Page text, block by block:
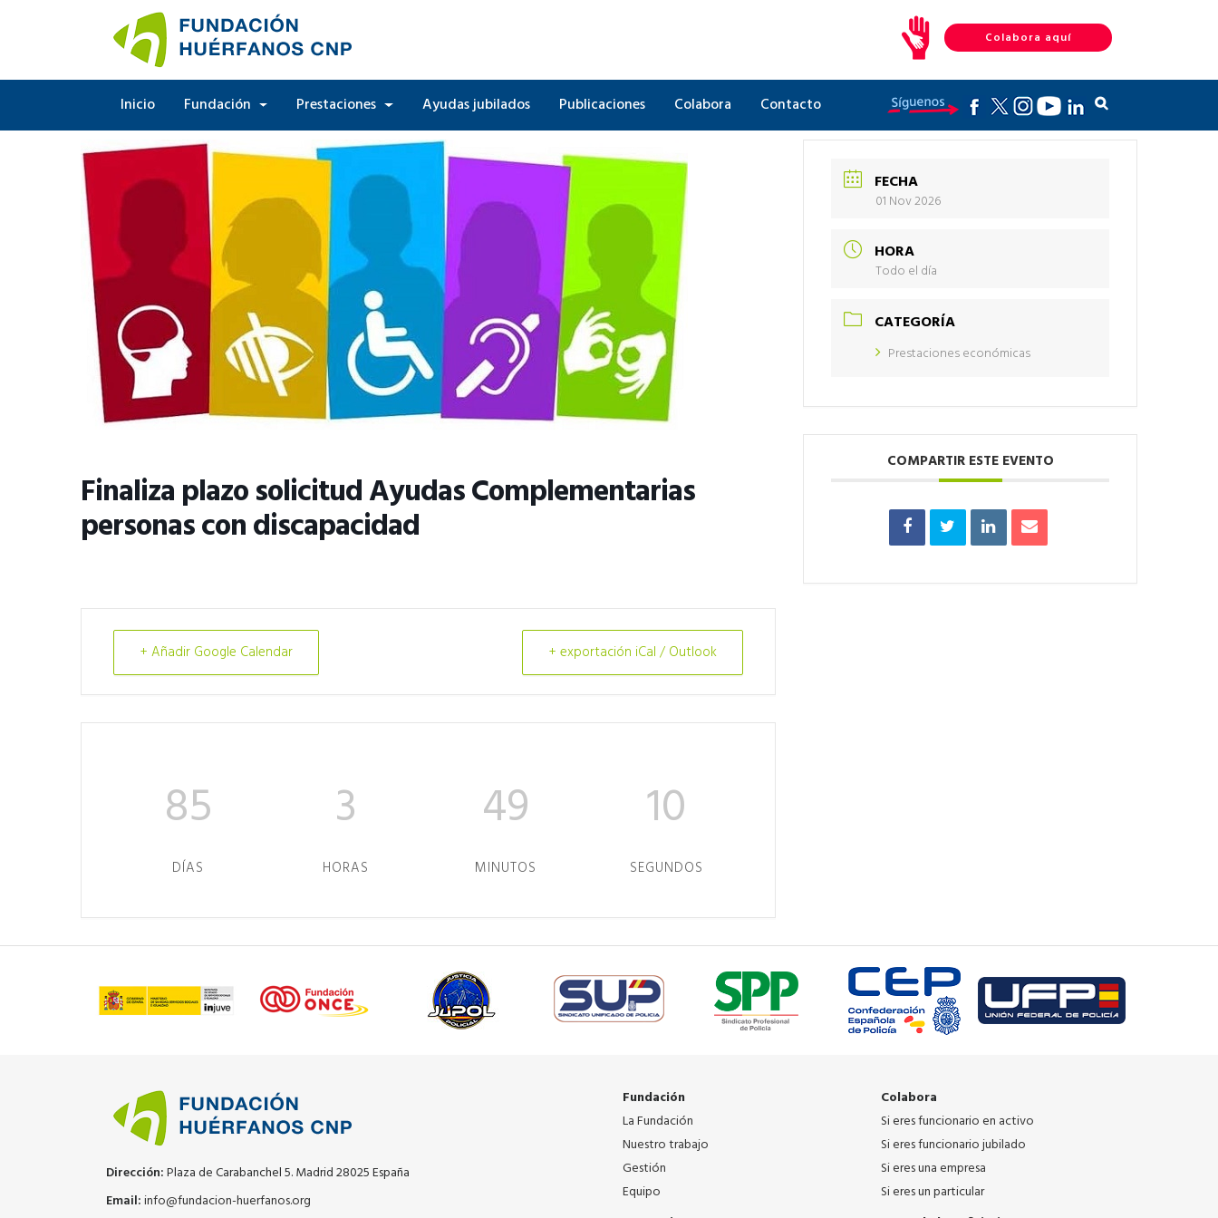
Colabora aquí
Inicio Fundación Prestaciones Ayudas jubilados Publicaciones Colabora Contacto
Finaliza plazo solicitud Ayudas Complementarias
personas con discapacidad
+ Añadir Google Calendar + exportación iCal / Outlook
85
DÍAS
3
HORAS
49
MINUTOS
9
SEGUNDOS
FECHA
01 Nov 2026
HORA
Todo el día
CATEGORÍA
Prestaciones económicas
COMPARTIR ESTE EVENTO
Dirección:Plaza de Carabanchel 5. Madrid 28025 España
Email:info@fundacion-huerfanos.org
Fundación
La Fundación
Nuestro trabajo
Gestión
Equipo
Colabora
Si eres funcionario en activo
Si eres funcionario jubilado
Si eres una empresa
Si eres un particular